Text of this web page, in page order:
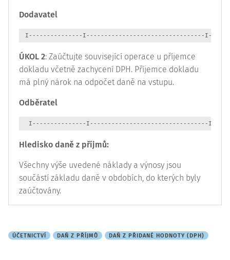
Dodavatel
I---------------I---------------------------------
ÚKOL 2: Zaúčtujte související operace u příjemce
dokladu včetně zachycení DPH. Příjemce dokladu
má plný nárok na odpočet daně na vstupu.
Odběratel
I---------------I---------------------------------
Hledisko daně z příjmů:
Všechny výše uvedené náklady a výnosy jsou
součástí základu daně v obdobích, do kterých byly
zaúčtovány.
ÚČETNICTVÍ DAŇ Z PŘÍJMŮ DAŇ Z PŘIDANÉ HODNOTY (DPH)